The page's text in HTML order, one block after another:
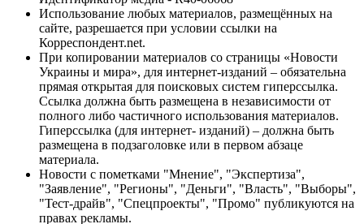
Использование любых материалов, размещённых на
сайте, разрешается при условии ссылки на
Корреспондент.net.
При копировании материалов со страницы «Новости
Украины и мира», для интернет-изданий – обязательна
прямая открытая для поисковых систем гиперссылка.
Ссылка должна быть размещена в независимости от
полного либо частичного использования материалов.
Гиперссылка (для интернет- изданий) – должна быть
размещена в подзаголовке или в первом абзаце
материала.
Новости с пометками "Мнение", "Экспертиза",
"Заявление", "Регионы", "Деньги", "Власть", "Выборы",
"Тест-драйв", "Спецпроекты", "Промо" публикуются на
правах рекламы.